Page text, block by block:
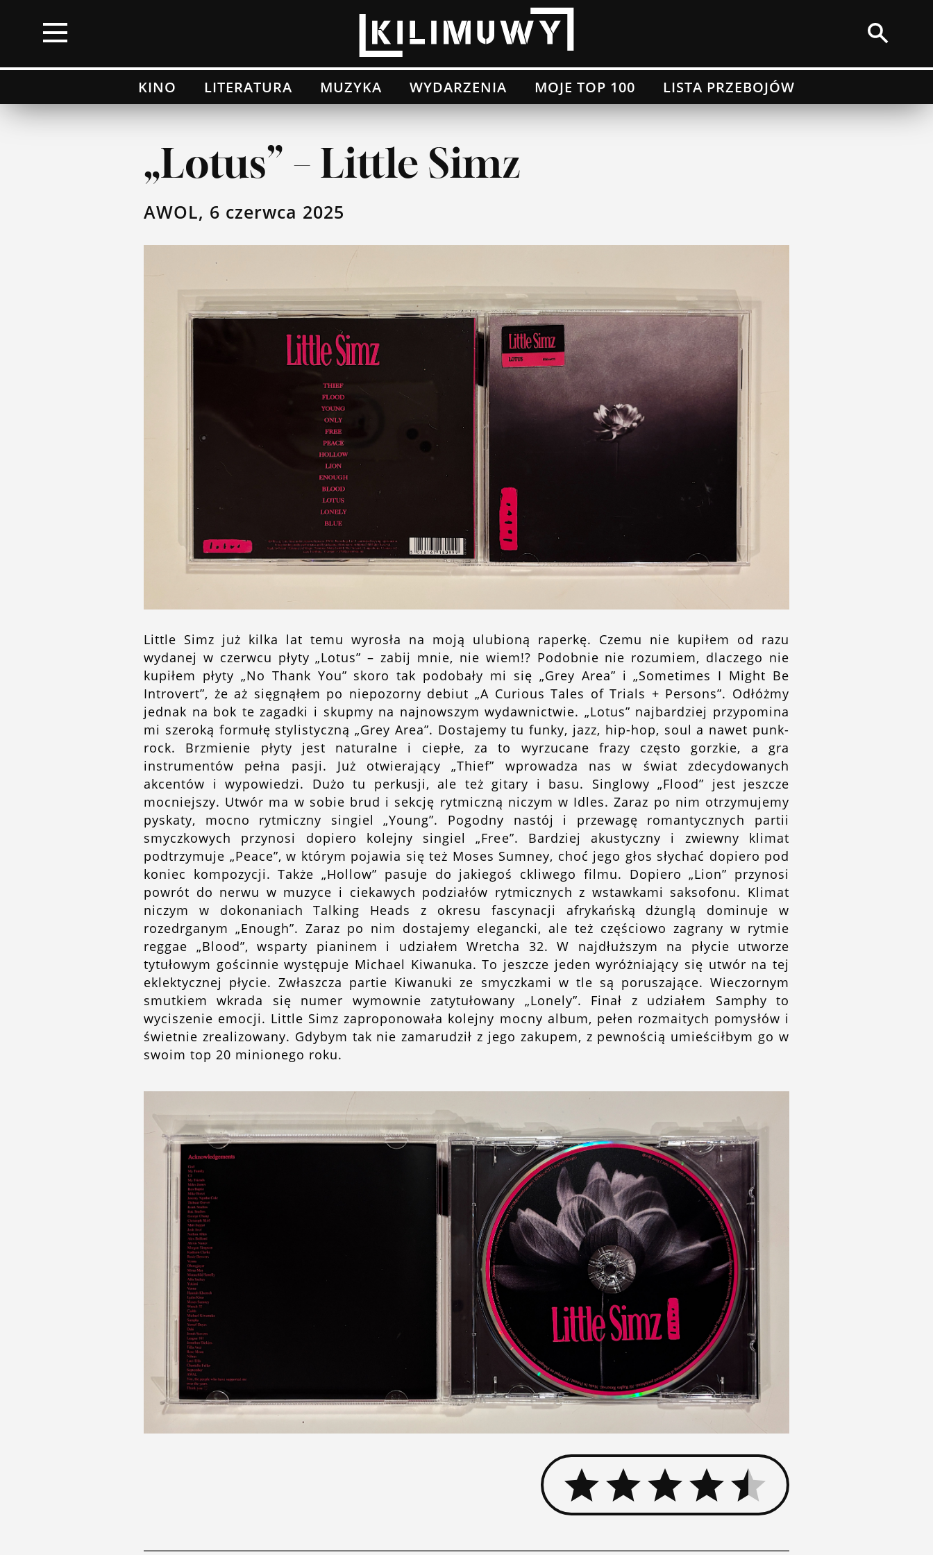
„Lotus” – Little Simz
AWOL, 6 czerwca 2025
Little Simz już kilka lat temu wyrosła na moją ulubioną raperkę. Czemu nie kupiłem od razu
wydanej w czerwcu płyty „Lotus” – zabij mnie, nie wiem!? Podobnie nie rozumiem, dlaczego nie
kupiłem płyty „No Thank You” skoro tak podobały mi się „Grey Area” i „Sometimes I Might Be
Introvert”, że aż sięgnąłem po niepozorny debiut „A Curious Tales of Trials + Persons”. Odłóżmy
jednak na bok te zagadki i skupmy na najnowszym wydawnictwie. „Lotus” najbardziej przypomina
mi szeroką formułę stylistyczną „Grey Area”. Dostajemy tu funky, jazz, hip-hop, soul a nawet punk-
rock. Brzmienie płyty jest naturalne i ciepłe, za to wyrzucane frazy często gorzkie, a gra
instrumentów pełna pasji. Już otwierający „Thief” wprowadza nas w świat zdecydowanych
akcentów i wypowiedzi. Dużo tu perkusji, ale też gitary i basu. Singlowy „Flood” jest jeszcze
mocniejszy. Utwór ma w sobie brud i sekcję rytmiczną niczym w Idles. Zaraz po nim otrzymujemy
pyskaty, mocno rytmiczny singiel „Young”. Pogodny nastój i przewagę romantycznych partii
smyczkowych przynosi dopiero kolejny singiel „Free”. Bardziej akustyczny i zwiewny klimat
podtrzymuje „Peace”, w którym pojawia się też Moses Sumney, choć jego głos słychać dopiero pod
koniec kompozycji. Także „Hollow” pasuje do jakiegoś ckliwego filmu. Dopiero „Lion” przynosi
powrót do nerwu w muzyce i ciekawych podziałów rytmicznych z wstawkami saksofonu. Klimat
niczym w dokonaniach Talking Heads z okresu fascynacji afrykańską dżunglą dominuje w
rozedrganym „Enough”. Zaraz po nim dostajemy elegancki, ale też częściowo zagrany w rytmie
reggae „Blood”, wsparty pianinem i udziałem Wretcha 32. W najdłuższym na płycie utworze
tytułowym gościnnie występuje Michael Kiwanuka. To jeszcze jeden wyróżniający się utwór na tej
eklektycznej płycie. Zwłaszcza partie Kiwanuki ze smyczkami w tle są poruszające. Wieczornym
smutkiem wkrada się numer wymownie zatytułowany „Lonely”. Finał z udziałem Samphy to
wyciszenie emocji. Little Simz zaproponowała kolejny mocny album, pełen rozmaitych pomysłów i
świetnie zrealizowany. Gdybym tak nie zamarudził z jego zakupem, z pewnością umieściłbym go w
swoim top 20 minionego roku.
×
KINO LITERATURA MUZYKA WYDARZENIA MOJE TOP 100 LISTA PRZEBOJÓW
Muzyka
Wydarzenia
Moje top 100
Lista przebojów